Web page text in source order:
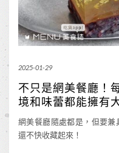
2025-01-29
不只是網美餐廳！
境和味蕾都能擁有
網美餐廳隨處都是，但要兼
還不快收藏起來！